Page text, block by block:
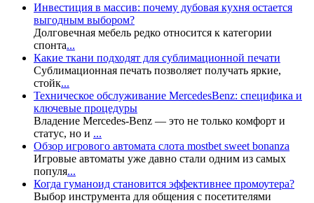
Инвестиция в массив: почему дубовая кухня остается
выгодным выбором?
Долговечная мебель редко относится к категории
спонта...
Какие ткани подходят для сублимационной печати
Сублимационная печать позволяет получать яркие,
стойк...
Техническое обслуживание MercedesBenz: специфика и
ключевые процедуры
Владение Mercedes-Benz — это не только комфорт и
статус, но и ...
Обзор игрового автомата слота mostbet sweet bonanza
Игровые автоматы уже давно стали одним из самых
популя...
Когда гуманоид становится эффективнее промоутера?
Выбор инструмента для общения с посетителями